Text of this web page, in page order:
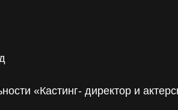
«Кастинг- директор и